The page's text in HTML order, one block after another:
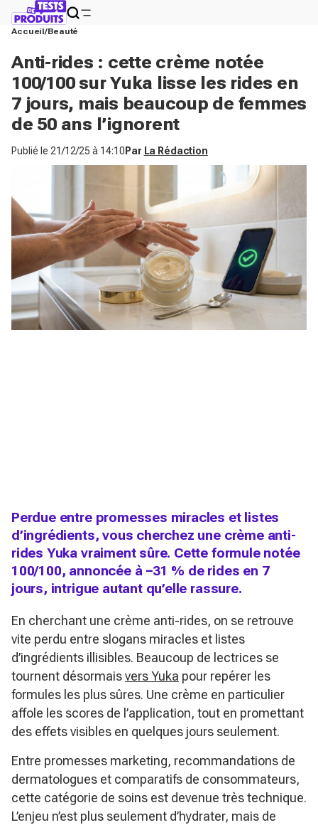
Accueil Beauté
Anti-rides : cette crème notée
100/100 sur Yuka lisse les rides en
7 jours, mais beaucoup de femmes
de 50 ans l’ignorent
Publié le 21/12/25 à 14:10 Par La Rédaction
Perdue entre promesses miracles et listes
d’ingrédients, vous cherchez une crème anti-
rides Yuka vraiment sûre. Cette formule notée
100/100, annoncée à −31 % de rides en 7
jours, intrigue autant qu’elle rassure.
En cherchant une crème anti-rides, on se retrouve
vite perdu entre slogans miracles et listes
d’ingrédients illisibles. Beaucoup de lectrices se
tournent désormaisvers Yuka pour repérer les
formules les plus sûres. Une crème en particulier
affole les scores de l’application, tout en promettant
des effets visibles en quelques jours seulement.
Entre promesses marketing, recommandations de
dermatologues et comparatifs de consommateurs,
cette catégorie de soins est devenue très technique.
L’enjeu n’est plus seulement d’hydrater, mais de